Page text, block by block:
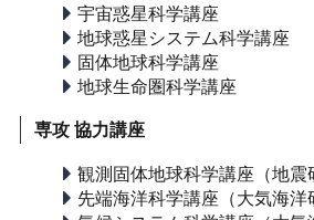
宇宙惑星科学講座
地球惑星システム科学講座
固体地球科学講座
地球生命圏科学講座
専攻 協力講座
観測固体地球科学講座（地震
先端海洋科学講座（大気海洋